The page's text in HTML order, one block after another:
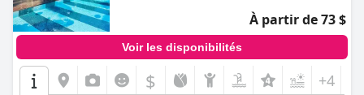
À partir de 73 $
Voir les disponibilités
$ +4